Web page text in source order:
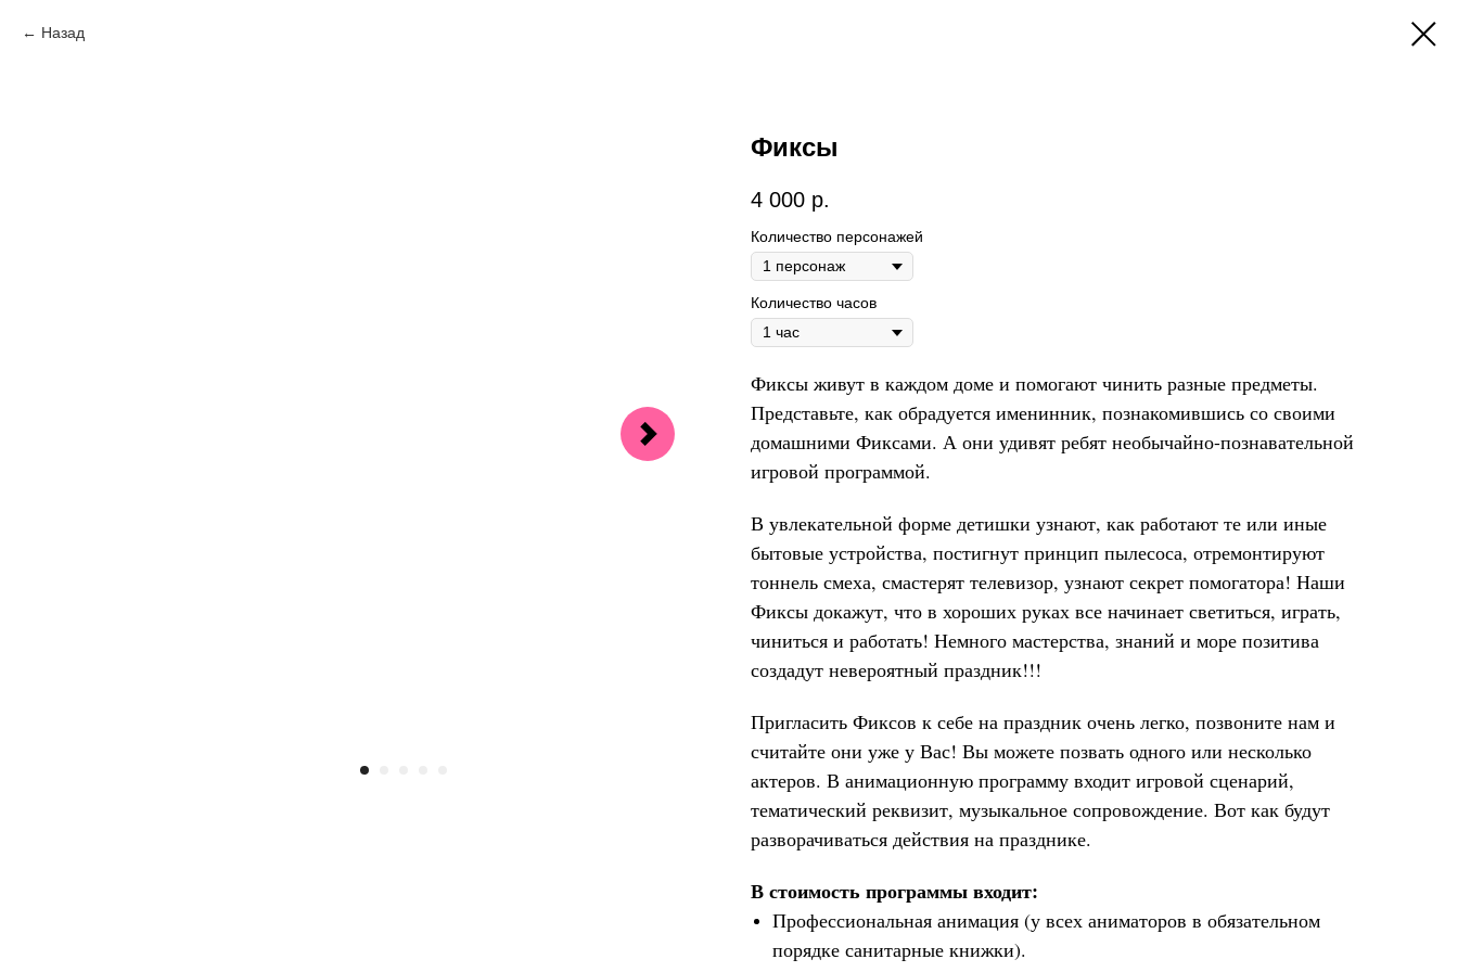
Назад
Фиксы
4 000 р.
Количество персонажей
Количество часов
Фиксы живут в каждом доме и помогают чинить разные предметы.
Представьте, как обрадуется именинник, познакомившись со своими
домашними Фиксами. А они удивят ребят необычайно-познавательной
игровой программой.
В увлекательной форме детишки узнают, как работают те или иные
бытовые устройства, постигнут принцип пылесоса, отремонтируют
тоннель смеха, смастерят телевизор, узнают секрет помогатора! Наши
Фиксы докажут, что в хороших руках все начинает светиться, играть,
чиниться и работать! Немного мастерства, знаний и море позитива
создадут невероятный праздник!!!
Пригласить Фиксов к себе на праздник очень легко, позвоните нам и
считайте они уже у Вас! Вы можете позвать одного или несколько
актеров. В анимационную программу входит игровой сценарий,
тематический реквизит, музыкальное сопровождение. Вот как будут
разворачиваться действия на празднике.
В стоимость программы входит:
Профессиональная анимация (у всех аниматоров в обязательном
порядке санитарные книжки).